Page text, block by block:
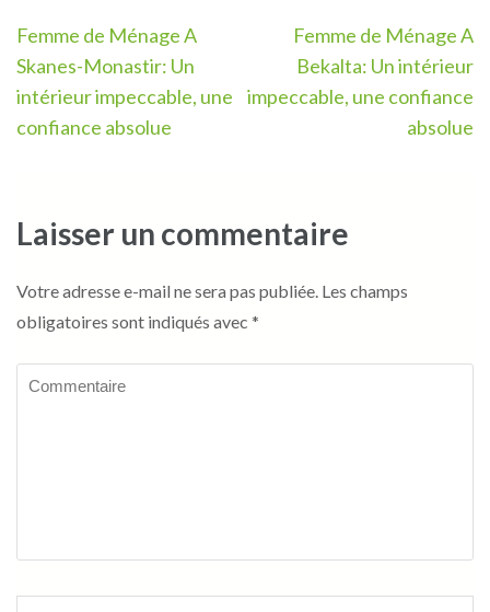
Navigation
de
l’article
Femme de Ménage A
Skanes-Monastir: Un
intérieur impeccable, une
confiance absolue
Femme de Ménage A
Bekalta: Un intérieur
impeccable, une confiance
absolue
Laisser un commentaire
Votre adresse e-mail ne sera pas publiée. Les champs
obligatoires sont indiqués avec *
Commentaire